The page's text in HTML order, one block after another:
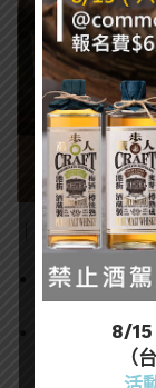
｜活動資訊｜
活動地點：
區南京西路
活動時間：
12/19
8/
（